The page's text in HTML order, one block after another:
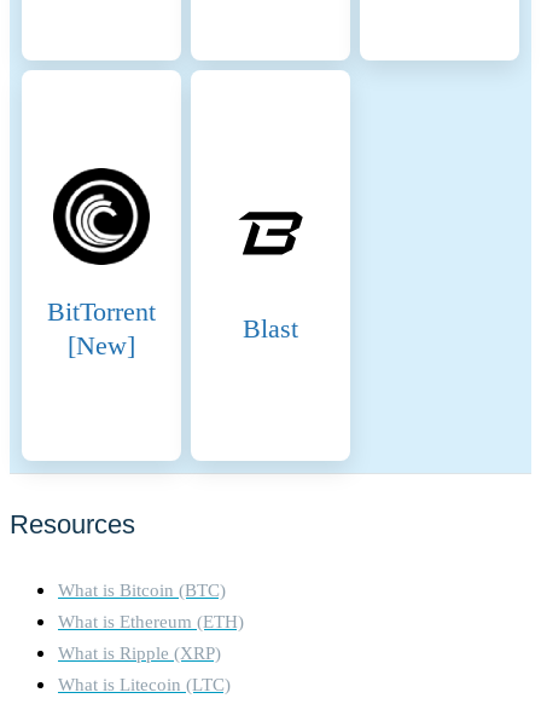
BitTorrent
[New]
Blast
Resources
What is Bitcoin (BTC)
What is Ethereum (ETH)
What is Ripple (XRP)
What is Litecoin (LTC)